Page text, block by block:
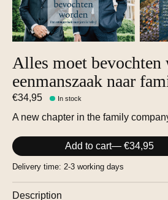
Alles moet bevochten
eenmanszaak naar
€34,95 In stock
A new chapter in the family
Add to cart — €34,95
Delivery time: 2-3 working days
Description